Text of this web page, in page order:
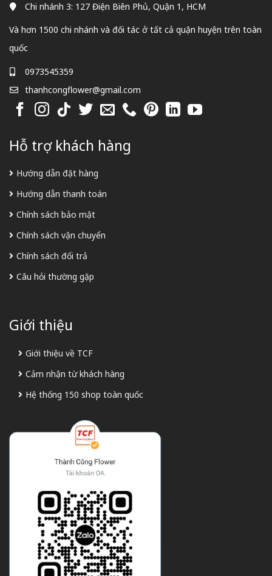
Chi nhánh 3: 127 Điện Biên Phủ, Quận 1, HCM
Và hơn 1500 chi nhánh và đối tác ở tất cả quận huyện trên toàn
quốc
0973545359
thanhcongflower@gmail.com
Hỗ trợ khách hàng
Hướng dẫn đặt hàng
Hướng dẫn thanh toán
Chính sách bảo mật
Chính sách vận chuyển
Chính sách đổi trả
Câu hỏi thường gặp
Giới thiệu
Giới thiệu về TCF
Cảm nhận từ khách hàng
Hệ thống 150 shop toàn quốc